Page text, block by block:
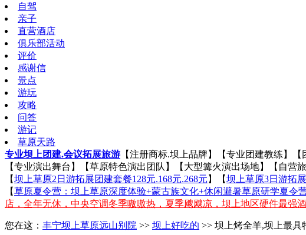
自驾
亲子
直营酒店
俱乐部活动
评价
感谢信
景点
游玩
攻略
问答
游记
草原天路
专业坝上团建.会议拓展旅游 【注册商标.坝上品牌】【专业团建教练】
【专业演出舞台】【草原特色演出团队】【大型篝火演出场地】【自营
【坝上草原2日游拓展团建套餐128元.168元.268元 】【坝上草原3日游拓
【草原夏令营：坝上草原深度体验+蒙古族文化+休闲避暑草原研学夏令
店，全年无休，中央空调冬季嗷嗷热，夏季飕飕凉，坝上地区硬件最强
您在这： 丰宁坝上草原远山别院 >> 坝上好吃的 >> 坝上烤全羊,坝上最